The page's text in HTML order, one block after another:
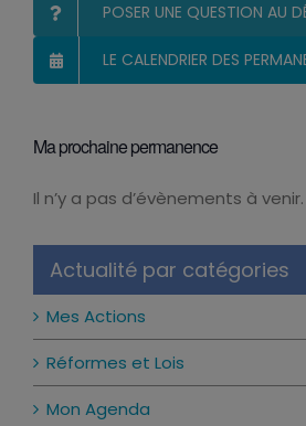
POSER UNE QUESTION AU
LE CALENDRIER DES
Ma prochaine permanence
Notice
Il n’y a pas d’évènements à venir.
Actualité par catégories
Mes Actions
Réformes et Lois
Mon Agenda